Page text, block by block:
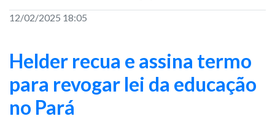
12/02/2025 18:05
Helder recua e assina termo
para revogar lei da educação
no Pará